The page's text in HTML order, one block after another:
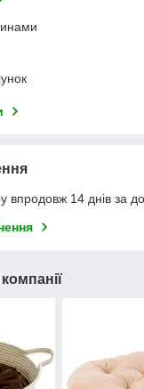
впродовж 14 днів за